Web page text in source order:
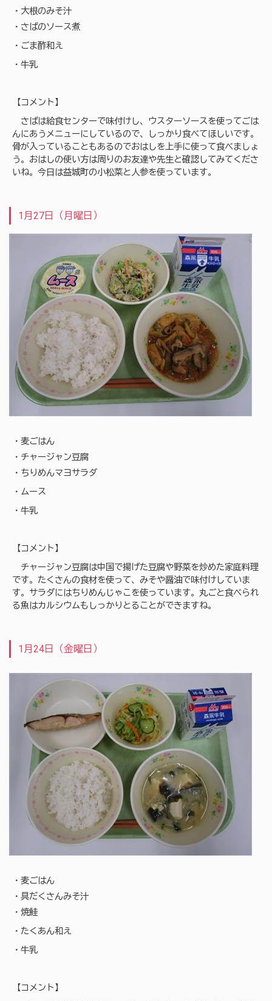
・大根のみそ汁
・さばのソース煮
・ごま酢和え
・牛乳
【コメント】
さばは給食センターで味付けし、ウスターソースを使ってごは
んにあうメニューにしているので、しっかり食べてほしいです。
骨が入っていることもあるのでおはしを上手に使って食べましょ
う。おはしの使い方は周りのお友達や先生と確認してみてくださ
いね。今日は益城町の小松菜と人参を使っています。
1月27日（月曜日）
・麦ごはん
・チャージャン豆腐
・ちりめんマヨサラダ
・ムース
・牛乳
【コメント】
チャージャン豆腐は中国で揚げた豆腐や野菜を炒めた家庭料理
です。たくさんの食材を使って、みそや醤油で味付けしていま
す。サラダにはちりめんじゃこを使っています。丸ごと食べられ
る魚はカルシウムもしっかりとることができますね。
1月24日（金曜日）
・麦ごはん
・具だくさんみそ汁
・焼鮭
・たくあん和え
・牛乳
【コメント】